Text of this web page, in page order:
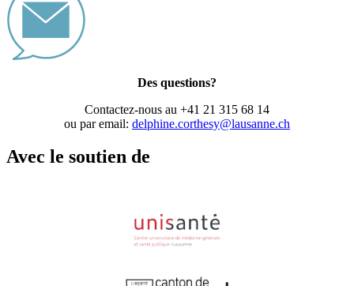
Des questions?
Contactez-nous au +41 21 315 68 14
ou par email: delphine.corthesy@lausanne.ch
Avec le soutien de